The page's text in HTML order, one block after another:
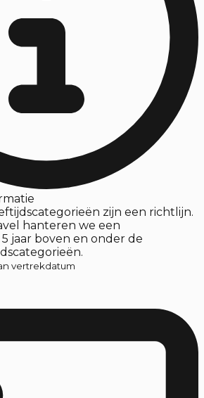
zijn een richtlijn.
hanteren we een
jaar boven en onder de
vertrekdatum